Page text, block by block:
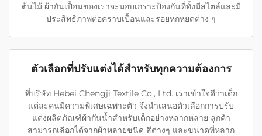
ต้นไม้ ผ้ากันเปื้อนของเราจะมอบเกราะป้องกันที่ทั้งมีสไตล์และมี
ประสิทธิภาพต่อคราบเปื้อนและรอยหกหยดต่าง ๆ
ตัวเลือกที่ปรับแต่งได้สำหรับทุกความต้องการ
ที่บริษัท Hebei Chengji Textile Co., Ltd. เราเข้าใจดีว่าเด็ก
แต่ละคนมีความพิเศษเฉพาะตัว จึงนำเสนอตัวเลือกการปรับ
แต่งผลิตภัณฑ์ผ้ากันน้ำสำหรับเด็กอย่างหลากหลาย ลูกค้า
สามารถเลือกได้จากผ้าหลายชนิด สีต่างๆ และขนาดที่หลาก